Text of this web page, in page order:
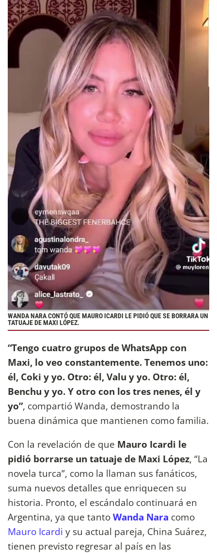
WANDA NARA CONTÓ QUE MAURO ICARDI LE PIDIÓ QUE SE BORRARA UN
TATUAJE DE MAXI LÓPEZ.
“Tengo cuatro grupos de WhatsApp con
Maxi, lo veo constantemente. Tenemos uno:
él, Coki y yo. Otro: él, Valu y yo. Otro: él,
Benchu y yo. Y otro con los tres nenes, él y
yo”, compartió Wanda, demostrando la
buena dinámica que mantienen como familia.
Con la revelación de que Mauro Icardi le
pidió borrarse un tatuaje de Maxi López, “La
novela turca”, como la llaman sus fanáticos,
suma nuevos detalles que enriquecen su
historia. Pronto, el escándalo continuará en
Argentina, ya que tantoWanda Nara como
Mauro Icardi y su actual pareja, China Suárez,
tienen previsto regresar al país en las